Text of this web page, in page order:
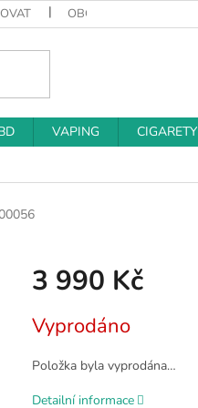
OBCHODNÍ PODMÍNKY
VAPING CIGARETY
3 990 Kč
cena:
Vyprodáno
Položka byla vyprodána…
Detailní informace